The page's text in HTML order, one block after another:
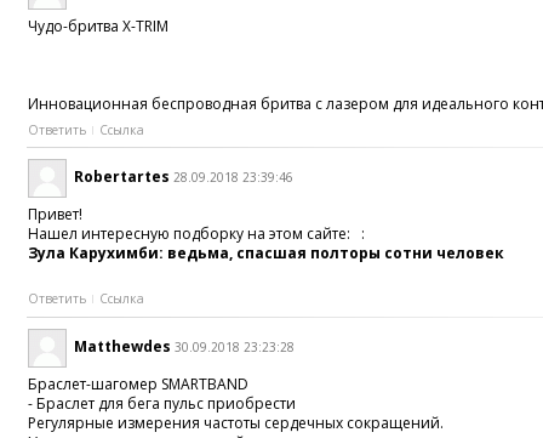
Чудо-бритва X-TRIM
Инновационная беспроводная бритва с лазером для идеального
Ответить Ссылка
Robertartes 28.09.2018 23:39:46
Привет!
Нашел интересную подборку на этом сайте: :
Зула Карухимби: ведьма, спасшая полторы сотни человек
Ответить Ссылка
Matthewdes 30.09.2018 23:23:28
Браслет-шагомер SMARTBAND
- Браслет для бега пульс приобрести
Регулярные измерения частоты сердечных сокращений.